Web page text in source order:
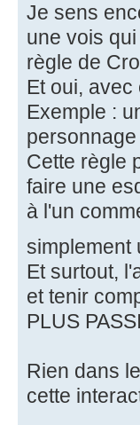
Je sens
une vois
règle de
Et oui,
Exemple :
Cette règle
faire une
à l'un
simplement
Et surtout,
et tenir
PLUS
Rien dans
cette